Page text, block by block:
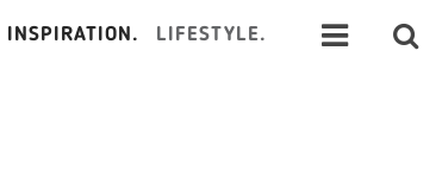
INSPIRATION. LIFESTYLE.